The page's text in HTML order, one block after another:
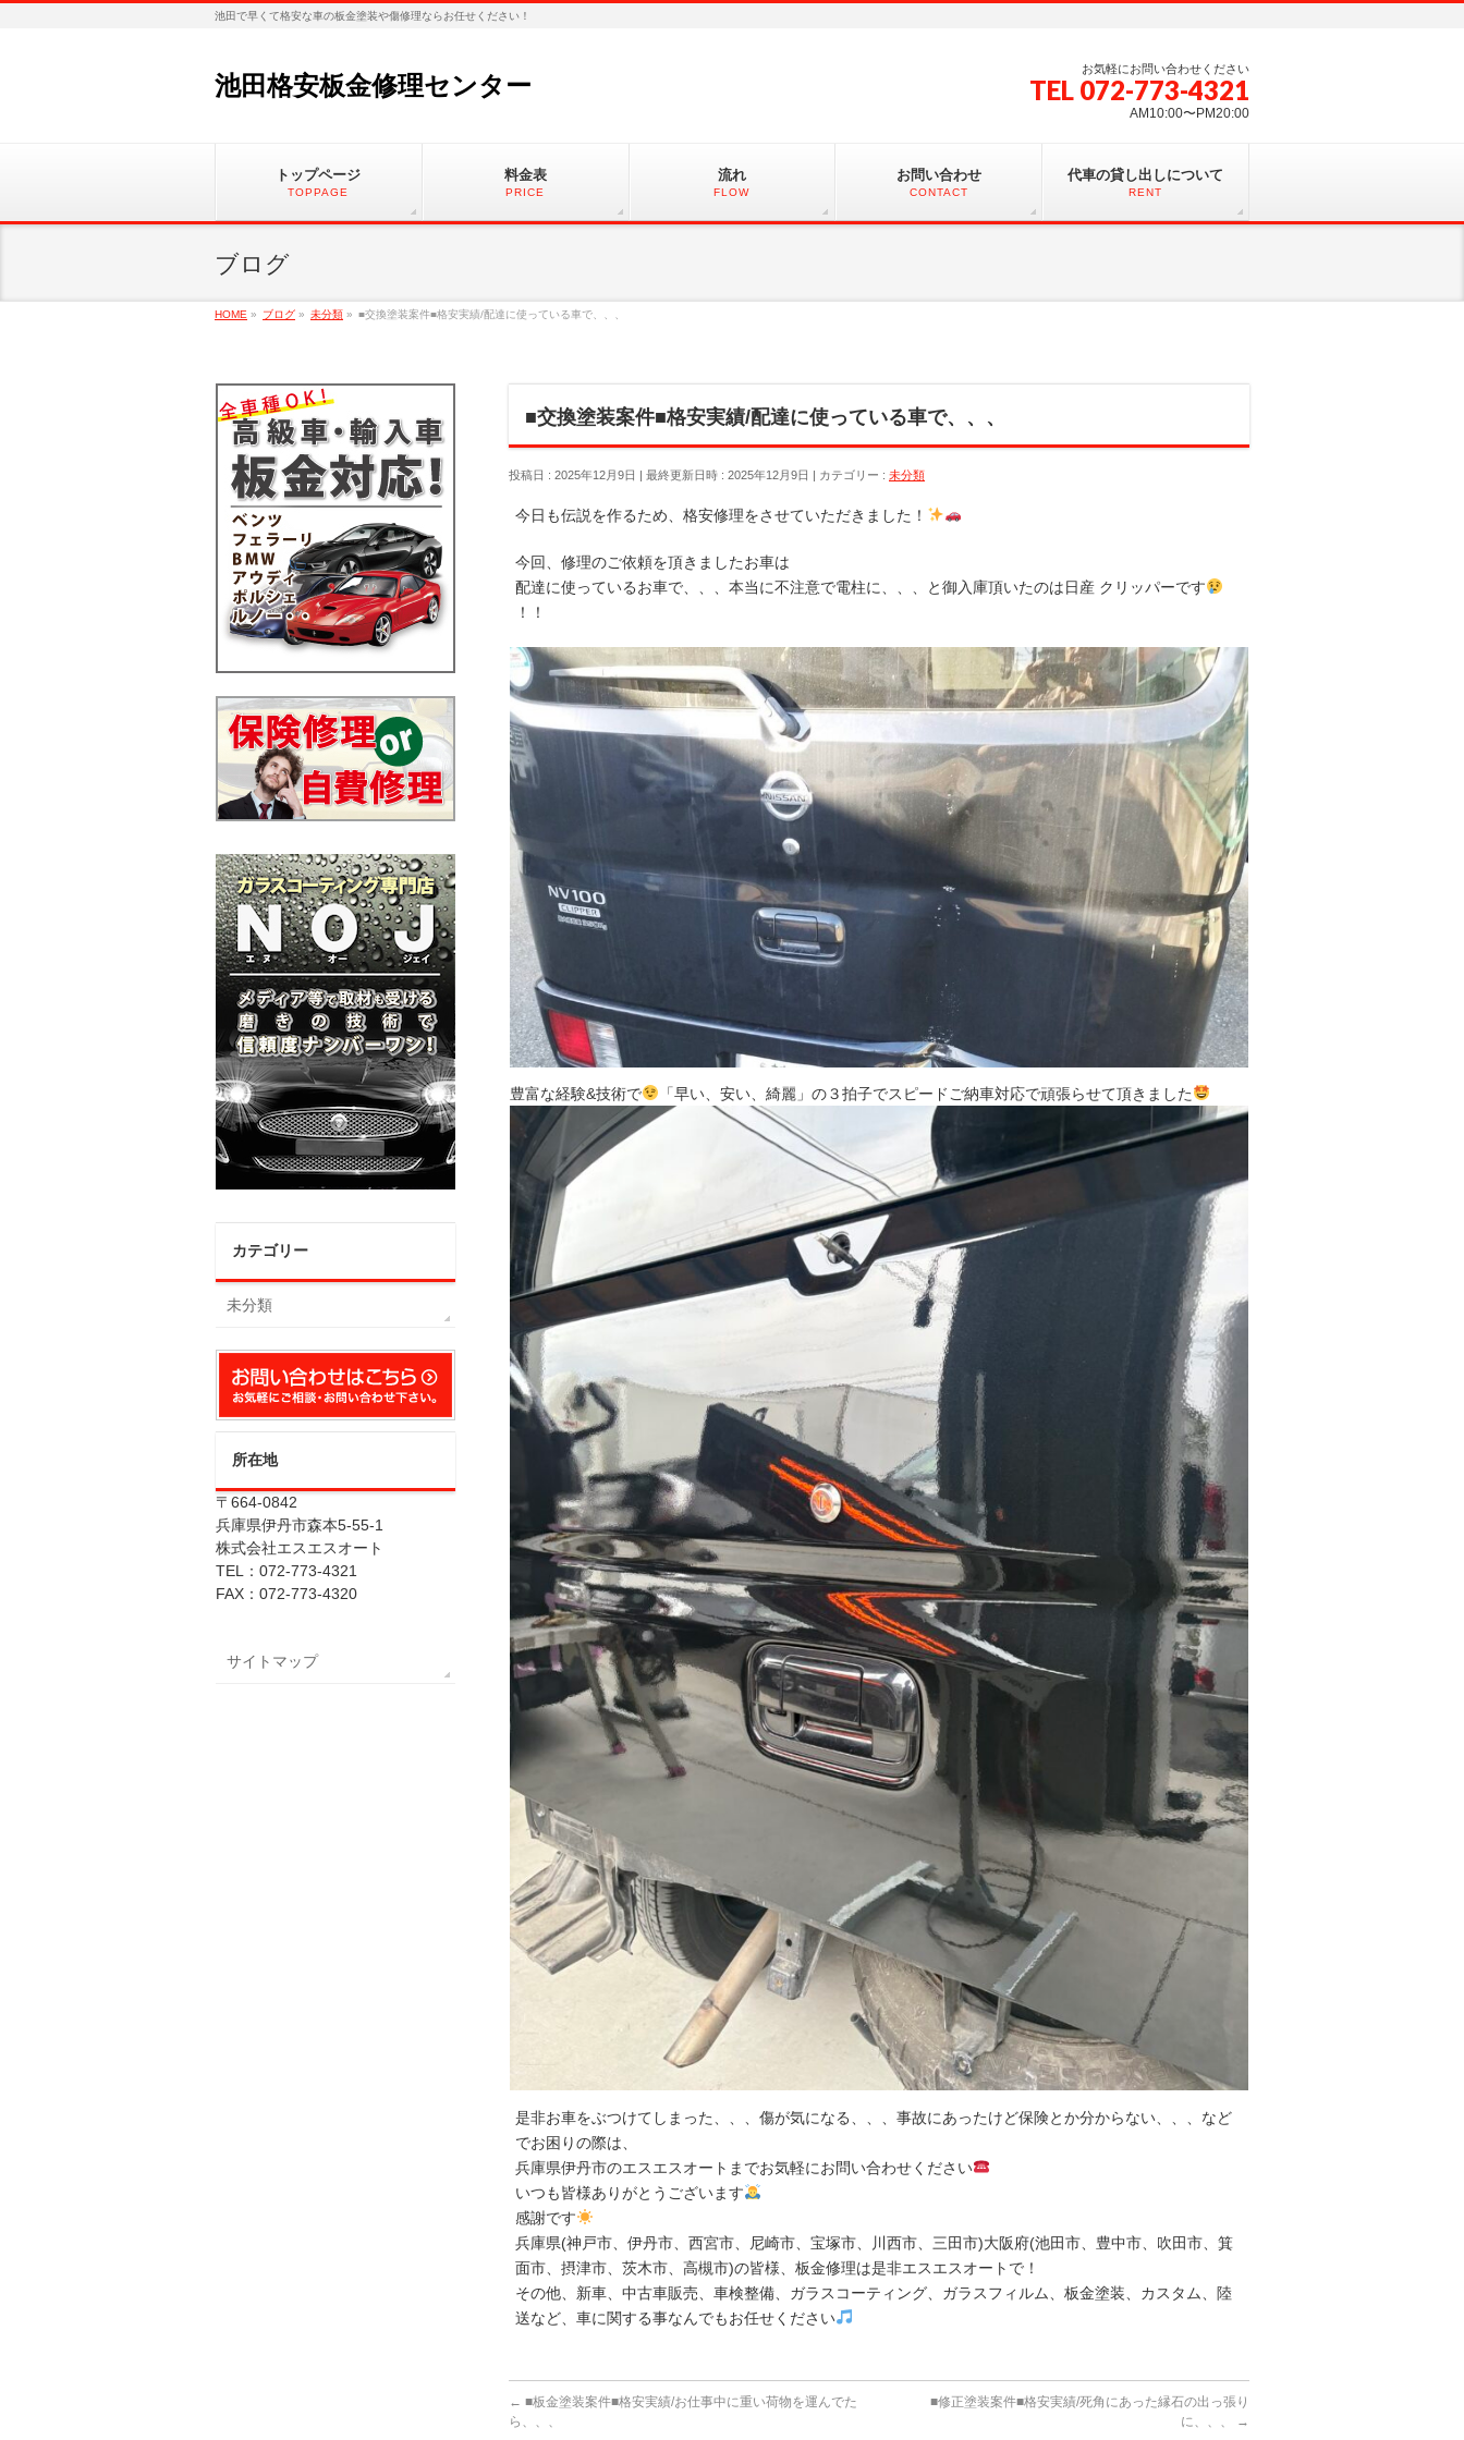
池田で早くて格安な車の板金塗装や傷修理ならお任せください！
池田格安板金修理センター
お気軽にお問い合わせください
TEL 072-773-4321
AM10:00〜PM20:00
トップページ
TOPPAGE
料金表
PRICE
流れ
FLOW
お問い合わせ
CONTACT
代車の貸し出しについて
RENT
ブログ
HOME » ブログ » 未分類 » ■交換塗装案件■格安実績/配達に使っている車で、、、
■交換塗装案件■格安実績/配達に使っている車で、、、
投稿日 : 2025年12月9日 最終更新日時 : 2025年12月9日 カテゴリー : 未分類
今日も伝説を作るため、格安修理をさせていただきました！
今回、修理のご依頼を頂きましたお車は
配達に使っているお車で、、、本当に不注意で電柱に、、、と御入庫頂いたのは日産 クリッパーです
！！
豊富な経験&技術で 「早い、安い、綺麗」の３拍子でスピードご納車対応で頑張らせて頂きました
是非お車をぶつけてしまった、、、傷が気になる、、、事故にあったけど保険とか分からない、、、など
でお困りの際は、
兵庫県伊丹市のエスエスオートまでお気軽にお問い合わせください
いつも皆様ありがとうございます
感謝です
兵庫県(神戸市、伊丹市、西宮市、尼崎市、宝塚市、川西市、三田市)大阪府(池田市、豊中市、吹田市、箕
面市、摂津市、茨木市、高槻市)の皆様、板金修理は是非エスエスオートで！
その他、新車、中古車販売、車検整備、ガラスコーティング、ガラスフィルム、板金塗装、カスタム、陸
送など、車に関する事なんでもお任せください
← ■板金塗装案件■格安実績/お仕事中に重い荷物を運んでた
ら、、、
■修正塗装案件■格安実績/死角にあった縁石の出っ張り
に、、、
→
カテゴリー
未分類
所在地
〒664-0842
兵庫県伊丹市森本5-55-1
株式会社エスエスオート
TEL：072-773-4321
FAX：072-773-4320
サイトマップ